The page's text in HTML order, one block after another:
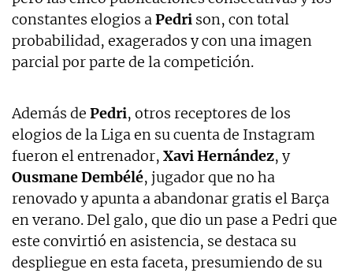
constantes elogios aPedri son, con total
probabilidad, exagerados y con una imagen
parcial por parte de la competición.
Además de Pedri, otros receptores de los
elogios de la Liga en su cuenta de Instagram
fueron el entrenador, Xavi Hernández, y
Ousmane Dembélé, jugador que no ha
renovado y apunta a abandonar gratis el Barça
en verano. Del galo, que dio un pase a Pedri que
este convirtió en asistencia, se destaca su
despliegue en esta faceta, presumiendo de su